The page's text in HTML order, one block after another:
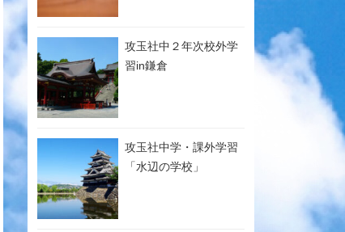
攻玉社中２年次校外学
習in鎌倉
攻玉社中学・課外学習
「水辺の学校」